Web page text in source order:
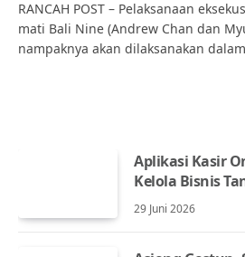
RANCAH POST – Pelaksanaan
mati Bali Nine (Andrew Chan dan
nampaknya akan dilaksanakan
Aplikasi Kasir
Kelola Bisnis
29 Juni 2026